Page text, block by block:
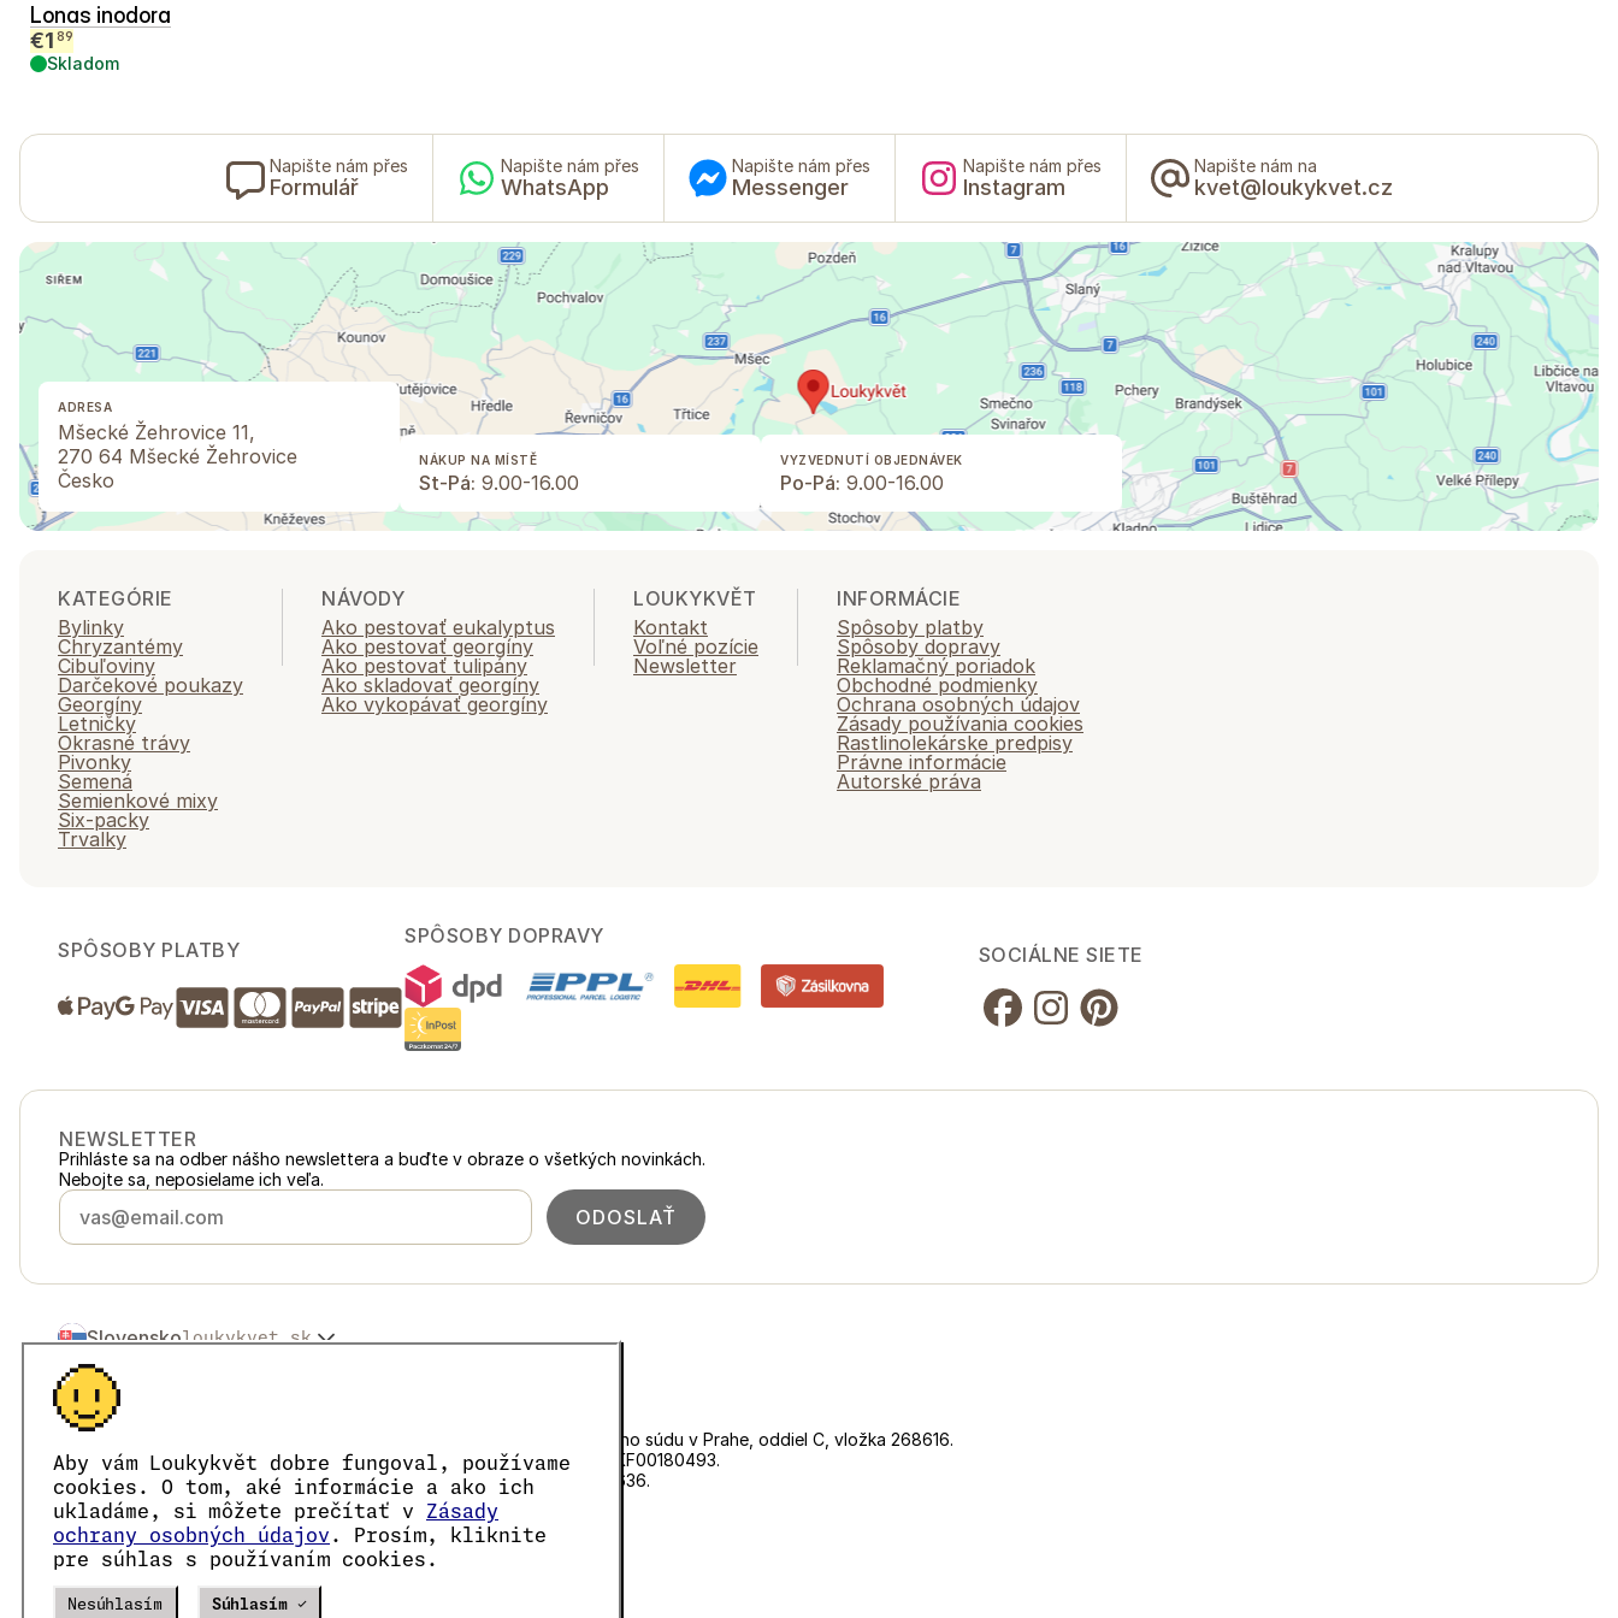
Aby vám Loukykvět dobre fungoval, používame
cookies. O tom, aké informácie a ako ich
ukladáme, si môžete prečítať v
Zásady
ochrany osobných údajov . Prosím, kliknite
pre súhlas s používaním cookies.
Nesúhlasím Súhlasím ✓
Lonas inodora
€1 89
Skladom
Napište nám přes
Formulář
Napište nám přes
WhatsApp
Napište nám přes
Messenger
Napište nám přes
Instagram
Napište nám na
kvet@loukykvet.cz
ADRESA
Mšecké Žehrovice 11,
270 64 Mšecké Žehrovice
Česko
NÁKUP NA MÍSTĚ
St-Pá: 9.00-16.00
VYZVEDNUTÍ OBJEDNÁVEK
Po-Pá: 9.00-16.00
KATEGÓRIE
Bylinky
Chryzantémy
Cibuľoviny
Darčekové poukazy
Georgíny
Letničky
Okrasné trávy
Pivonky
Semená
Semienkové mixy
Six-packy
Trvalky
NÁVODY
Ako pestovať eukalyptus
Ako pestovať georgíny
Ako pestovať tulipány
Ako skladovať georgíny
Ako vykopávať georgíny
LOUKYKVĚT
Kontakt
Voľné pozície
Newsletter
INFORMÁCIE
Spôsoby platby
Spôsoby dopravy
Reklamačný poriadok
Obchodné podmienky
Ochrana osobných údajov
Zásady používania cookies
Rastlinolekárske predpisy
Právne informácie
Autorské práva
SPÔSOBY PLATBY
SPÔSOBY DOPRAVY
SOCIÁLNE SIETE
NEWSLETTER
Prihláste sa na odber nášho newslettera a buďte v obraze o všetkých novinkách.
Nebojte sa, neposielame ich veľa.
ODOSLAŤ
Slovenskoloukykvet.sk
Česko
Polska loukykvet.pl
Österreich
Deutschland loukykvet.de
France loukykvet.fr
Belgiëloukykvet.be
Danmarkloukykvet.dk
Eesti loukykvet.ee
Españaloukykvet.es
© 2016 →
Spoločnosť Loukykvět s.r.o. je zapísaná v Obchodnom registri Mestského súdu v Prahe, oddiel C, vložka 268616.
Sme zapojení do Systému združeného plnenia EKO-KOM pod číslom EKF00180493.
Pre vydávanie rastlinolekárskych pasov používame registračné číslo 0636.
IČO je 05663687, DIČ je CZ05663687.
ID dátovej schránky je eng827q.
Číslo EORI je CZ05663687.
Sme platcovia DPH.
Verze20302 PRODUCTION